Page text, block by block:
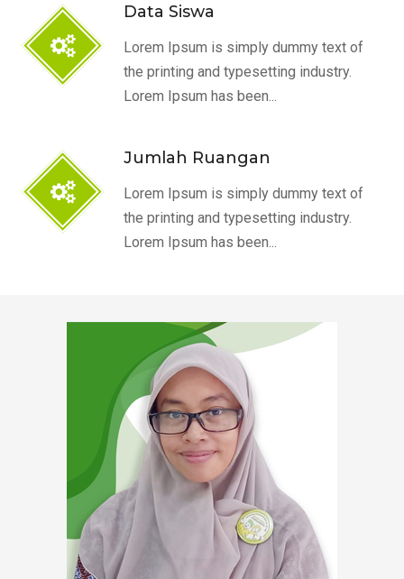
Data Siswa
Lorem Ipsum is simply dummy text of
the printing and typesetting industry.
Lorem Ipsum has been...
Jumlah Ruangan
Lorem Ipsum is simply dummy text of
the printing and typesetting industry.
Lorem Ipsum has been...